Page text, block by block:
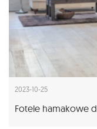
2023-10-25
Fotele hamakowe